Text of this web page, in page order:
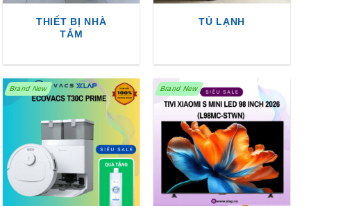
THIẾT BỊ NHÀ
TẮM
TỦ LẠNH
Brand New Brand New